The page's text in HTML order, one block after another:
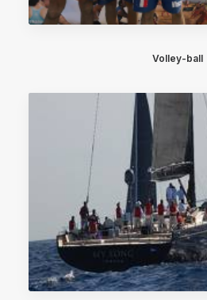
Volley-ball